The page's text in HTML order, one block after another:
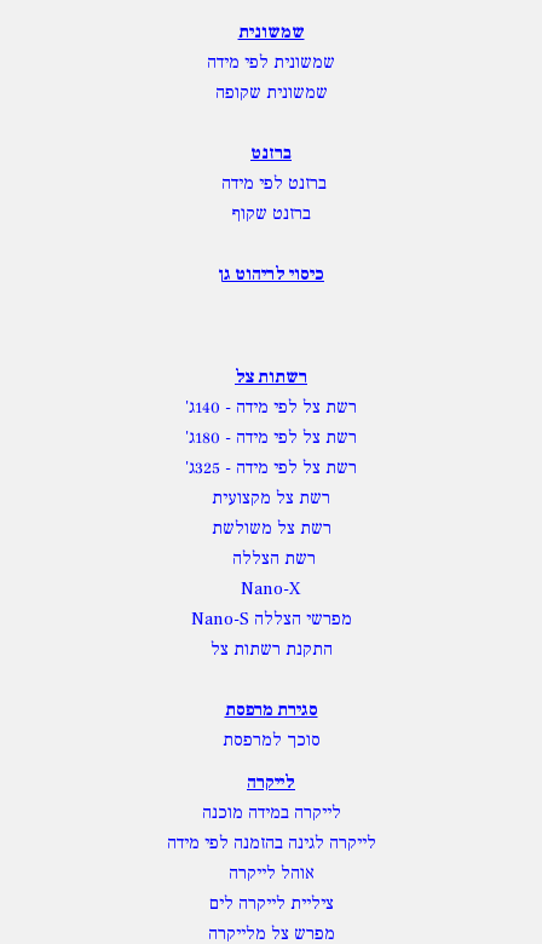
שמשונית
שמשונית לפי מידה
שמשונית שקופה
ברזנט
ברזנט לפי מידה
ברזנט שקוף
כיסוי לריהוט גן
רשתות צל
רשת צל לפי מידה - 140ג'
רשת צל לפי מידה - 180ג'
רשת צל לפי מידה - 325ג'
רשת צל מקצועית
רשת צל משולשת
רשת הצללה
Nano-X
מפרשי הצללה Nano-S
התקנת רשתות צל
סגירת מרפסת
סוכך למרפסת
לייקרה
לייקרה במידה מוכנה
לייקרה לגינה בהזמנה לפי מידה
אוהל לייקרה
ציליית לייקרה לים
מפרש צל מלייקרה